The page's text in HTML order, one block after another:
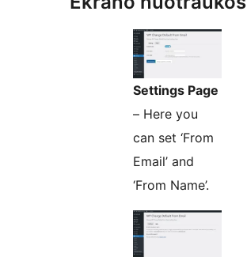
Settings Page
– Here you
can set ‘From
Email’ and
‘From Name’.